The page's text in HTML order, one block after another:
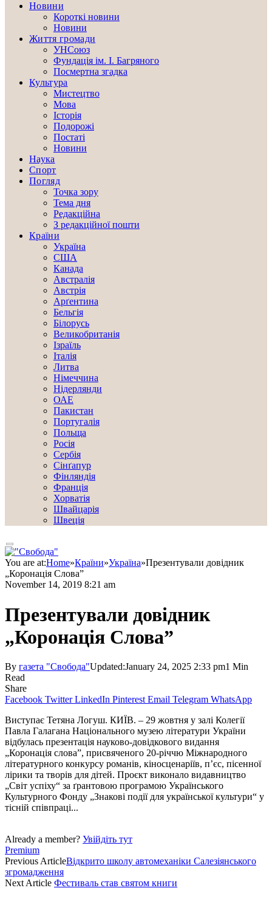
Новини
Короткі новини
Новини
Життя громади
УНСоюз
Фундація ім. І. Багряного
Посмертна згадка
Культура
Мистецтво
Мова
Історія
Подорожі
Постаті
Новини
Наука
Спорт
Погляд
Точка зору
Тема дня
Редакційна
З редакційної пошти
Країни
Україна
США
Канада
Австралія
Австрія
Арґентина
Бельгія
Білорусь
Великобританія
Ізраїль
Італія
Литва
Німеччина
Нідерлянди
ОАЕ
Пакистан
Португалія
Польща
Росія
Сербія
Сінґапур
Фінляндія
Франція
Хорватія
Швайцарія
Швеція
You are at:Home»Країни»Україна»Презентували довідник
„Коронація Слова”
November 14, 2019 8:21 am
Презентували довідник
„Коронація Слова”
By газета "Свобода"Updated:January 24, 2025 2:33 pm1 Min
Read
Share
Facebook Twitter LinkedIn Pinterest Email Telegram WhatsApp
Виступає Тетяна Логуш. КИЇВ. – 29 жовтня у залі Колегії
Павла Галагана Національного музею літератури України
відбулась презентація науково-довідкового видання
„Коронація слова”, присвяченого 20-річчю Міжнародного
літературного конкурсу романів, кіносценаріїв, п’єс, пісенної
лірики та творів для дітей. Проєкт виконало видавництво
„Світ успіху“ за ґрантовою програмою Українського
Культурного Фонду „Знакові події для української культури“ у
тісній співпраці...
Already a member? Увійдіть тут
Premium
Previous ArticleВідкрито школу автомеханіки Салезіянського
згромадження
Next Article Фестиваль став святом книги